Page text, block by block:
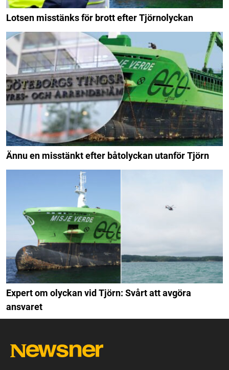
Lotsen misstänks för brott efter Tjörnolyckan
Ännu en misstänkt efter båtolyckan utanför Tjörn
Expert om olyckan vid Tjörn: Svårt att avgöra
ansvaret